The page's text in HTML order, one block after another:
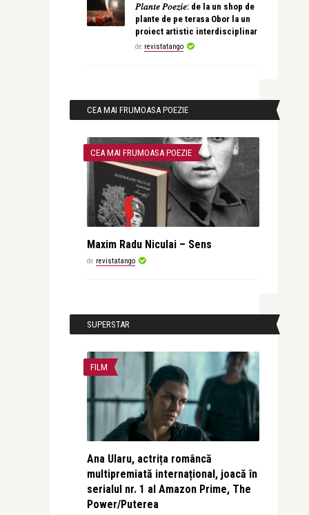
𝑃𝑙𝑎𝑛𝑡𝑒 𝑃𝑜𝑒𝑧𝑖𝑒: de la un shop de
plante de pe terasa Obor la un
proiect artistic interdisciplinar
de revistatango
CEA MAI FRUMOASA POEZIE
CEA MAI FRUMOASA POEZIE
Maxim Radu Niculai – Sens
de revistatango
SUPERSTAR
FILM
Ana Ularu, actrița româncă
multipremiată internațional, joacă în
serialul nr. 1 al Amazon Prime, The
Power/Puterea